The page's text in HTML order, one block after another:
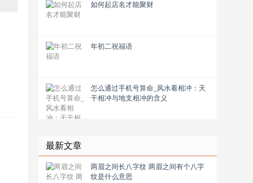
如何起店名才能聚财
年初二祝福语
怎么通过手机号算命_风水看相冲：天
干相冲与地支相冲的含义
最新文章
两眉之间长八字纹 两眉之间有个八字
纹是什么意思